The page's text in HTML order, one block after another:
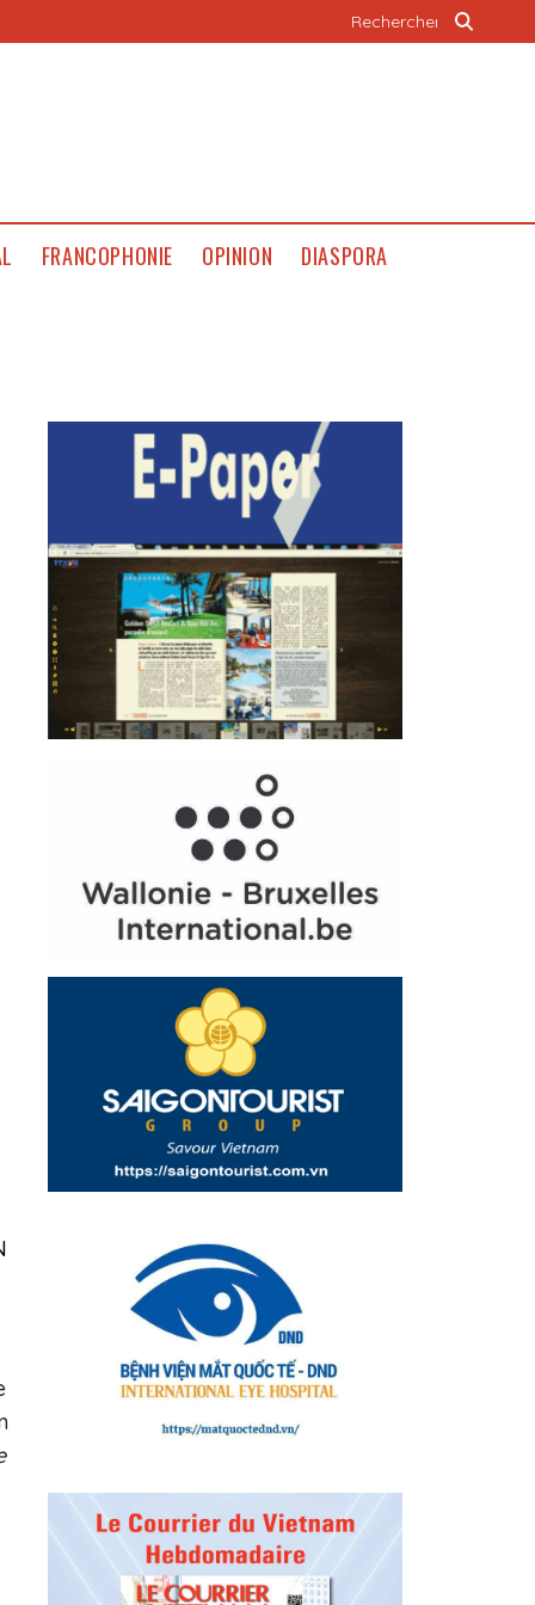
FRANCOPHONIE OPINION DIASPORA